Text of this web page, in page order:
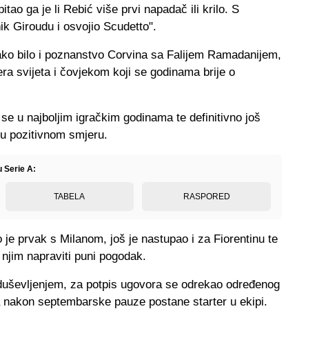
ga je li Rebić više prvi napadač ili krilo. S
Giroudu i osvojio Scudetto".
bilo i poznanstvo Corvina sa Falijem Ramadanijem,
svijeta i čovjekom koji se godinama brije o
u najboljim igračkim godinama te definitivno još
pozitivnom smjeru.
Serie A:
TABELA RASPORED
je prvak s Milanom, još je nastupao i za Fiorentinu te
napraviti puni pogodak.
za potpis ugovora se odrekao određenog
septembarske pauze postane starter u ekipi.